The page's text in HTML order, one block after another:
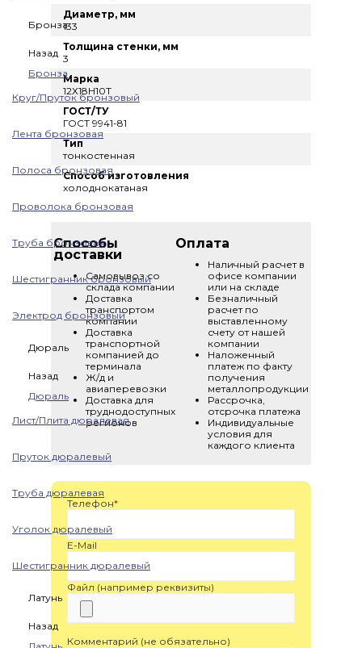
Бронза
Назад
Бронза
Круг/Пруток бронзовый
Лента бронзовая
Полоса бронзовая
Проволока бронзовая
Труба бронзовая
Шестигранник бронзовый
Электрод бронзовый
Дюраль
Назад
Дюраль
Лист/Плита дюралевая
Пруток дюралевый
Труба дюралевая
Уголок дюралевый
Шестигранник дюралевый
Латунь
Назад
Диаметр, мм
133
Толщина стенки, мм
3
Марка
12Х18Н10Т
ГОСТ/ТУ
ГОСТ 9941-81
Тип
тонкостенная
Способ изготовления
холоднокатаная
Способы
доставки
Самовывоз со
склада компании
Доставка
транспортом
компании
Доставка
транспортной
компанией до
терминала
Ж/д и
авиаперевозки
Доставка для
труднодоступных
регионов
Оплата
Наличный расчет в
офисе компании
или на складе
Безналичный
расчет по
выставленному
счету от нашей
компании
Наложенный
платеж по факту
получения
металлопродукции
Рассрочка,
отсрочка платежа
Индивидуальные
условия для
каждого клиента
Телефон*
E-Mail
Файл (например реквизиты)
Комментарий (не обязательно)